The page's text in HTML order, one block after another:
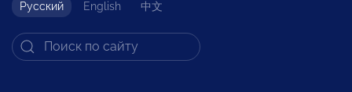
Русский English 中文